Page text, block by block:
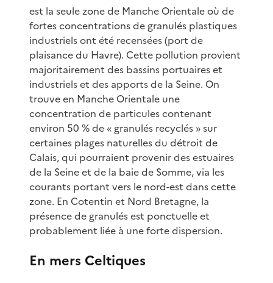
est la seule zone de Manche Orientale où de
fortes concentrations de granulés plastiques
industriels ont été recensées (port de
plaisance du Havre). Cette pollution provient
majoritairement des bassins portuaires et
industriels et des apports de la Seine. On
trouve en Manche Orientale une
concentration de particules contenant
environ 50 % de « granulés recyclés » sur
certaines plages naturelles du détroit de
Calais, qui pourraient provenir des estuaires
de la Seine et de la baie de Somme, via les
courants portant vers le nord-est dans cette
zone. En Cotentin et Nord Bretagne, la
présence de granulés est ponctuelle et
probablement liée à une forte dispersion.
En mers Celtiques